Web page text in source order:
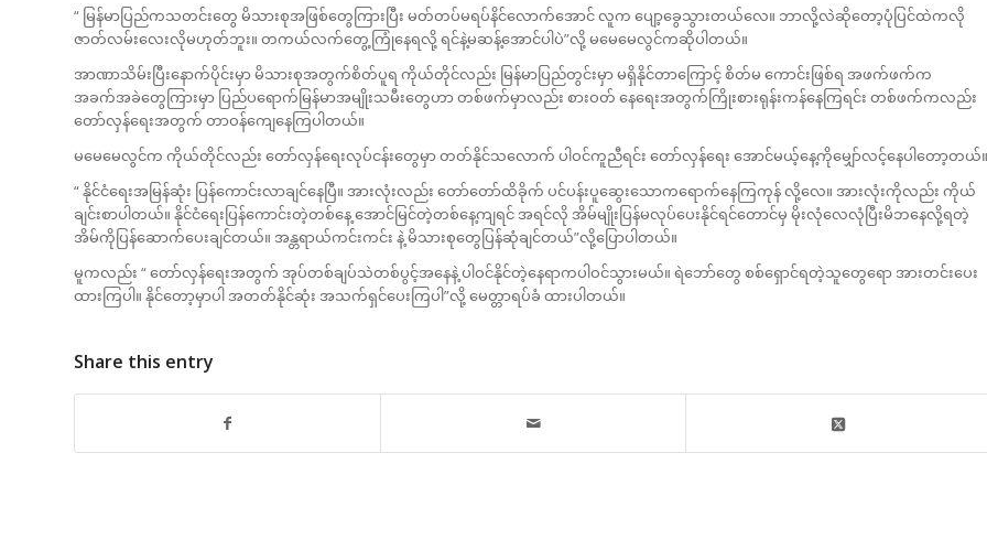
“ မြန်မာပြည်ကသတင်းတွေ မိသားစုအဖြစ်တွေကြားပြီး မတ်တပ်မရပ်နိင်လောက်အောင် လူက ပျော့ခွေသွားတယ်လေ။ ဘာလို့လဲဆိုတော့ပုံပြင်ထဲကလို
ဇာတ်လမ်းလေးလိုမဟုတ်ဘူး။ တကယ်လက်တွေ့ကြုံနေရလို့ ရင်နဲ့မဆန့်အောင်ပါပဲ”လို့ မမေမေလွင်ကဆိုပါတယ်။
အာဏာသိမ်းပြီးနောက်ပိုင်းမှာ မိသားစုအတွက်စိတ်ပူရ ကိုယ်တိုင်လည်း မြန်မာပြည်တွင်းမှာ မရှိနိုင်တာကြောင့် စိတ်မ ကောင်းဖြစ်ရ အဖက်ဖက်က
အခက်အခဲတွေကြားမှာ ပြည်ပရောက်မြန်မာအမျိုးသမီးတွေဟာ တစ်ဖက်မှာလည်း စားဝတ် နေရေးအတွက်ကြိုးစားရုန်းကန်နေကြရင်း တစ်ဖက်ကလည်း
တော်လှန်ရေးအတွက် တာဝန်ကျေနေကြပါတယ်။
မမေမေလွင်က ကိုယ်တိုင်လည်း တော်လှန်ရေးလုပ်ငန်းတွေမှာ တတ်နိုင်သလောက် ပါဝင်ကူညီရင်း တော်လှန်ရေး အောင်မယ့်နေ့ကိုမျှော်လင့်နေပါတော့တယ်။
“ နိုင်ငံရေးအမြန်ဆုံး ပြန်ကောင်းလာချင်နေပြီ။ အားလုံးလည်း တော်တော်ထိခိုက် ပင်ပန်းပူဆွေးသောကရောက်နေကြကုန် လို့လေ။ အားလုံးကိုလည်း ကိုယ်
ချင်းစာပါတယ်။ နိုင်ငံရေးပြန်ကောင်းတဲ့တစ်နေ့ အောင်မြင်တဲ့တစ်နေ့ကျရင် အရင်လို အိမ်မျိုးပြန်မလုပ်ပေးနိုင်ရင်တောင်မှ မိုးလုံလေလုံပြီးမိဘနေလို့ရတဲ့
အိမ်ကိုပြန်ဆောက်ပေးချင်တယ်။ အန္တရာယ်ကင်းကင်း နဲ့ မိသားစုတွေပြန်ဆုံချင်တယ်”လို့ပြောပါတယ်။
မူကလည်း “ တော်လှန်ရေးအတွက် အုပ်တစ်ချပ်သဲတစ်ပွင့်အနေနဲ့ ပါဝင်နိုင်တဲ့နေရာကပါဝင်သွားမယ်။ ရဲဘော်တွေ စစ်ရှောင်ရတဲ့သူတွေရော အားတင်းပေး
ထားကြပါ။ နိုင်တော့မှာပါ အတတ်နိုင်ဆုံး အသက်ရှင်ပေးကြပါ”လို့ မေတ္တာရပ်ခံ ထားပါတယ်။
Share this entry